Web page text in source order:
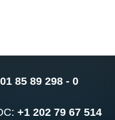
85 89 298 - 0
+1 202 79 67 514